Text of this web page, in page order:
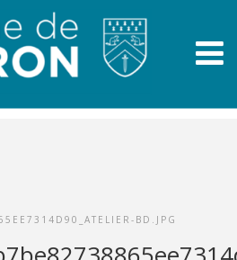
BD.JPG